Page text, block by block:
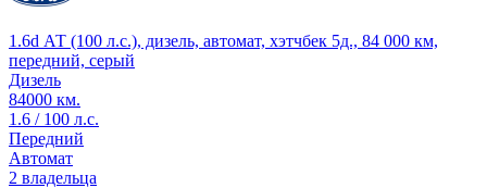
1.6d АТ (100 л.с.), дизель, автомат, хэтчбек 5д., 84 000 км,
передний, серый
Дизель
84000 км.
1.6 / 100 л.с.
Передний
Автомат
2 владельца